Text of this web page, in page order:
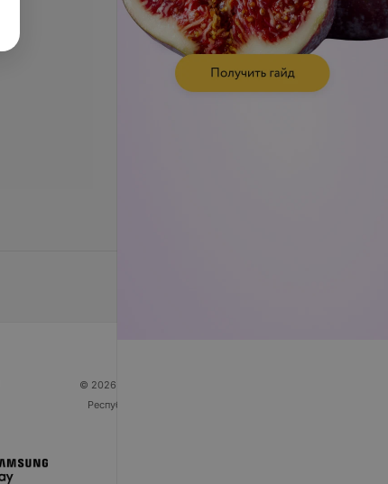
© 2026 ООО «Артокс Лаб», УНП 191700409
Республика Беларусь, г. Минск, улица Толбухина, 2,